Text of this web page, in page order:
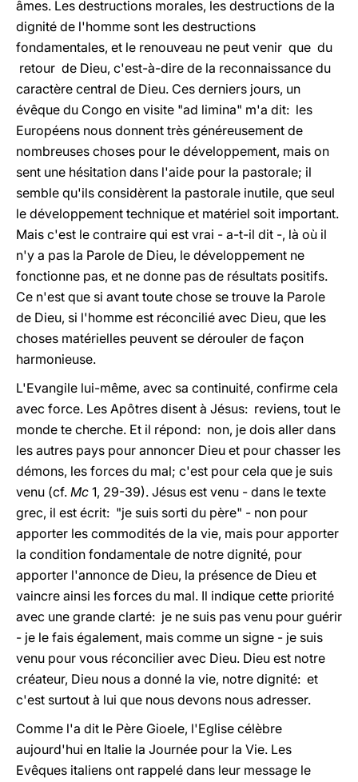
âmes. Les destructions morales, les destructions de la
dignité de l'homme sont les destructions
fondamentales, et le renouveau ne peut venir que du
retour de Dieu, c'est-à-dire de la reconnaissance du
caractère central de Dieu. Ces derniers jours, un
évêque du Congo en visite "ad limina" m'a dit: les
Européens nous donnent très généreusement de
nombreuses choses pour le développement, mais on
sent une hésitation dans l'aide pour la pastorale; il
semble qu'ils considèrent la pastorale inutile, que seul
le développement technique et matériel soit important.
Mais c'est le contraire qui est vrai - a-t-il dit -, là où il
n'y a pas la Parole de Dieu, le développement ne
fonctionne pas, et ne donne pas de résultats positifs.
Ce n'est que si avant toute chose se trouve la Parole
de Dieu, si l'homme est réconcilié avec Dieu, que les
choses matérielles peuvent se dérouler de façon
harmonieuse.
L'Evangile lui-même, avec sa continuité, confirme cela
avec force. Les Apôtres disent à Jésus: reviens, tout le
monde te cherche. Et il répond: non, je dois aller dans
les autres pays pour annoncer Dieu et pour chasser les
démons, les forces du mal; c'est pour cela que je suis
venu (cf. Mc 1, 29-39). Jésus est venu - dans le texte
grec, il est écrit: "je suis sorti du père" - non pour
apporter les commodités de la vie, mais pour apporter
la condition fondamentale de notre dignité, pour
apporter l'annonce de Dieu, la présence de Dieu et
vaincre ainsi les forces du mal. Il indique cette priorité
avec une grande clarté: je ne suis pas venu pour guérir
- je le fais également, mais comme un signe - je suis
venu pour vous réconcilier avec Dieu. Dieu est notre
créateur, Dieu nous a donné la vie, notre dignité: et
c'est surtout à lui que nous devons nous adresser.
Comme l'a dit le Père Gioele, l'Eglise célèbre
aujourd'hui en Italie la Journée pour la Vie. Les
Evêques italiens ont rappelé dans leur message le